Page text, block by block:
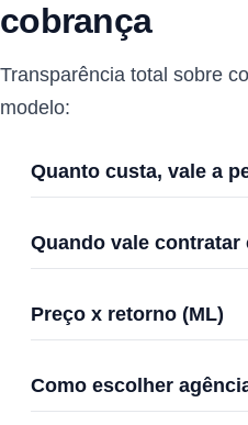
cobrança
Transparência total sobre
modelo:
Quanto custa, vale a
Quando vale
Preço x retorno (ML)
Como escolher